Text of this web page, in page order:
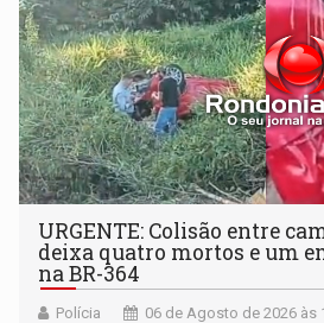
URGENTE: Colisão entre
deixa quatro mortos e um
na BR-364
Polícia 06 de Agosto de 2026 às